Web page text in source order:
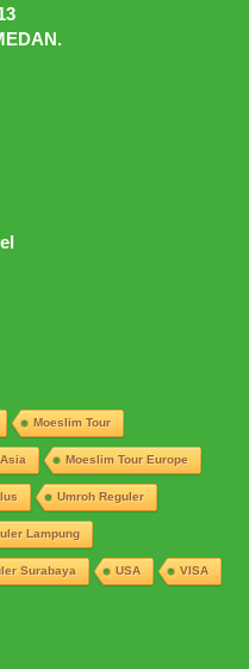
Moeslim Tour
Moeslim Tour Europe
Umroh Reguler
Lampung
Surabaya USA VISA